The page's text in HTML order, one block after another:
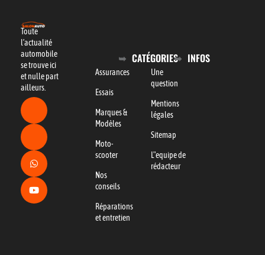
Toute
l’actualité
automobile
se trouve ici
et nulle part
ailleurs.
CATÉGORIES
Assurances
Essais
Marques &
Modèles
Moto-
scooter
Nos
conseils
Réparations
et entretien
INFOS
Une
question
Mentions
légales
Sitemap
L"equipe de
rédacteur